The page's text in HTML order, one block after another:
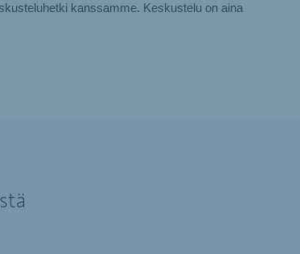
kanssamme. Keskustelu on aina